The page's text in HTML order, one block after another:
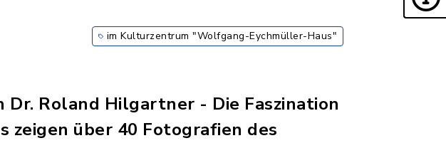
im Kulturzentrum "Wolfgang-Eychmüller-Haus"
Roland Hilgartner - Die Faszination
über 40 Fotografien des